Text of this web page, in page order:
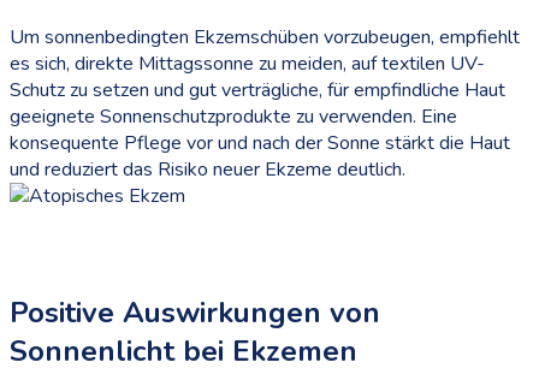
Um sonnenbedingten Ekzemschüben vorzubeugen, empfiehlt
es sich, direkte Mittagssonne zu meiden, auf textilen UV-
Schutz zu setzen und gut verträgliche, für empfindliche Haut
geeignete Sonnenschutzprodukte zu verwenden. Eine
konsequente Pflege vor und nach der Sonne stärkt die Haut
und reduziert das Risiko neuer Ekzeme deutlich.
Positive Auswirkungen von
Sonnenlicht bei Ekzemen